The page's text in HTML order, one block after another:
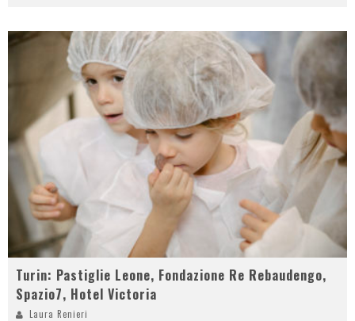
Turin: Pastiglie Leone, Fondazione Re Rebaudengo,
Spazio7, Hotel Victoria
Laura Renieri